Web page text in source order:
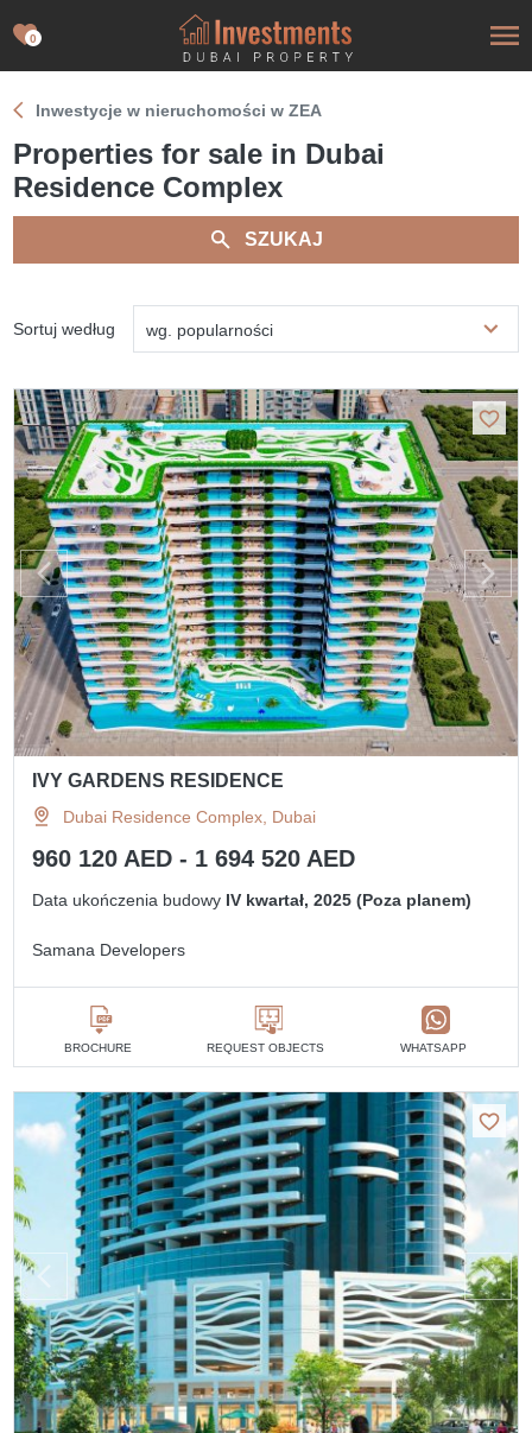
0
Inwestycje w nieruchomości w ZEA
Properties for sale in Dubai
Residence Complex
SZUKAJ
Sortuj według wg. popularności
IVY GARDENS RESIDENCE
Dubai Residence Complex, Dubai
960 120 AED - 1 694 520 AED
Data ukończenia budowy IV kwartał, 2025 (Poza planem)
Samana Developers
BROCHURE REQUEST OBJECTS WHATSAPP